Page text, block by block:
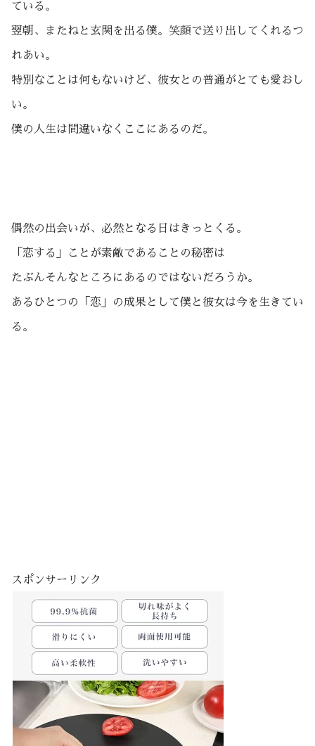
ている。
翌朝、またねと玄関を出る僕。笑顔で送り出してくれるつ
れあい。
特別なことは何もないけど、彼女との普通がとても愛おし
い。
僕の人生は間違いなくここにあるのだ。
偶然の出会いが、必然となる日はきっとくる。
「恋する」ことが素敵であることの秘密は
たぶんそんなところにあるのではないだろうか。
あるひとつの「恋」の成果として僕と彼女は今を生きてい
る。
スポンサーリンク